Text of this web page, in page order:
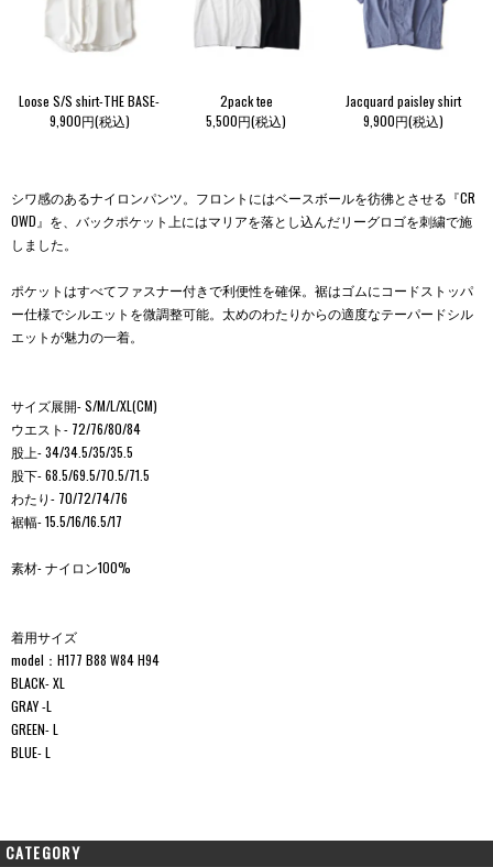
Loose S/S shirt-THE BASE-
9,900円(税込)
2pack tee
5,500円(税込)
Jacquard paisley shirt
9,900円(税込)
シワ感のあるナイロンパンツ。フロントにはベースボールを彷彿とさせる『CR
OWD』を、バックポケット上にはマリアを落とし込んだリーグロゴを刺繍で施
しました。
ポケットはすべてファスナー付きで利便性を確保。裾はゴムにコードストッパ
ー仕様でシルエットを微調整可能。太めのわたりからの適度なテーパードシル
エットが魅力の一着。
サイズ展開- S/M/L/XL(CM)
ウエスト- 72/76/80/84
股上- 34/34.5/35/35.5
股下- 68.5/69.5/70.5/71.5
わたり- 70/72/74/76
裾幅- 15.5/16/16.5/17
素材- ナイロン100%
着用サイズ
model：H177 B88 W84 H94
BLACK- XL
GRAY -L
GREEN- L
BLUE- L
CATEGORY